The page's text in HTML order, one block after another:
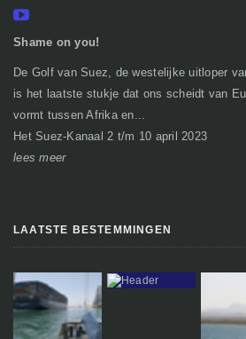
Shame on you!
De Golf van Suez, de westelijke uitloper
is het laatste stukje dat ons scheidt van
vormt tussen Afrika en...
Het Suez-Kanaal 2 t/m 10 april 2023
lees meer
LAATSTE BESTEMMINGEN